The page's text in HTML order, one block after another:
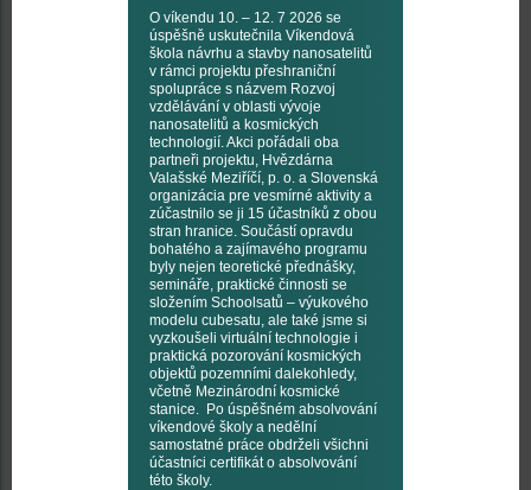
O víkendu 10. – 12. 7 2026 se
úspěšně uskutečnila Víkendová
škola návrhu a stavby nanosatelitů
v rámci projektu přeshraniční
spolupráce s názvem Rozvoj
vzdělávání v oblasti vývoje
nanosatelitů a kosmických
technologií. Akci pořádali oba
partneři projektu, Hvězdárna
Valašské Meziříčí, p. o. a Slovenská
organizácia pre vesmírné aktivity a
zúčastnilo se ji 15 účastníků z obou
stran hranice. Součástí opravdu
bohatého a zajímavého programu
byly nejen teoretické přednášky,
semináře, praktické činnosti se
složením Schoolsatů – výukového
modelu cubesatu, ale také jsme si
vyzkoušeli virtuální technologie i
praktická pozorování kosmických
objektů pozemními dalekohledy,
včetně Mezinárodní kosmické
stanice. Po úspěšném absolvování
víkendové školy a nedělní
samostatné práce obdrželi všichni
účastníci certifikát o absolvování
této školy.